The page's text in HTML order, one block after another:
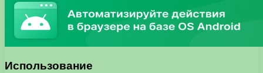
Использование